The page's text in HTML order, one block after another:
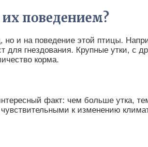
поведением?
но и на поведение этой птицы.
гнездования. Крупные утки, с
корма.
факт: чем больше утка,
к изменению